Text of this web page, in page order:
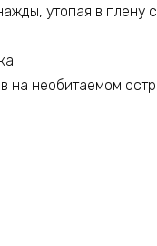
утопая в плену
на необитаемом